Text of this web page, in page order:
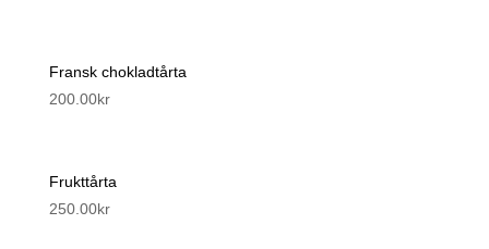
Fransk chokladtårta
200.00kr
Frukttårta
250.00kr